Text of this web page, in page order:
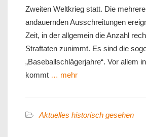
Zweiten Weltkrieg statt. Die
andauernden Ausschreitungen
Zeit, in der allgemein die Anzahl
Straftaten zunimmt. Es sind die
„Baseballschlägerjahre“. Vor allem
kommt … mehr
Aktuelles historisch gesehen